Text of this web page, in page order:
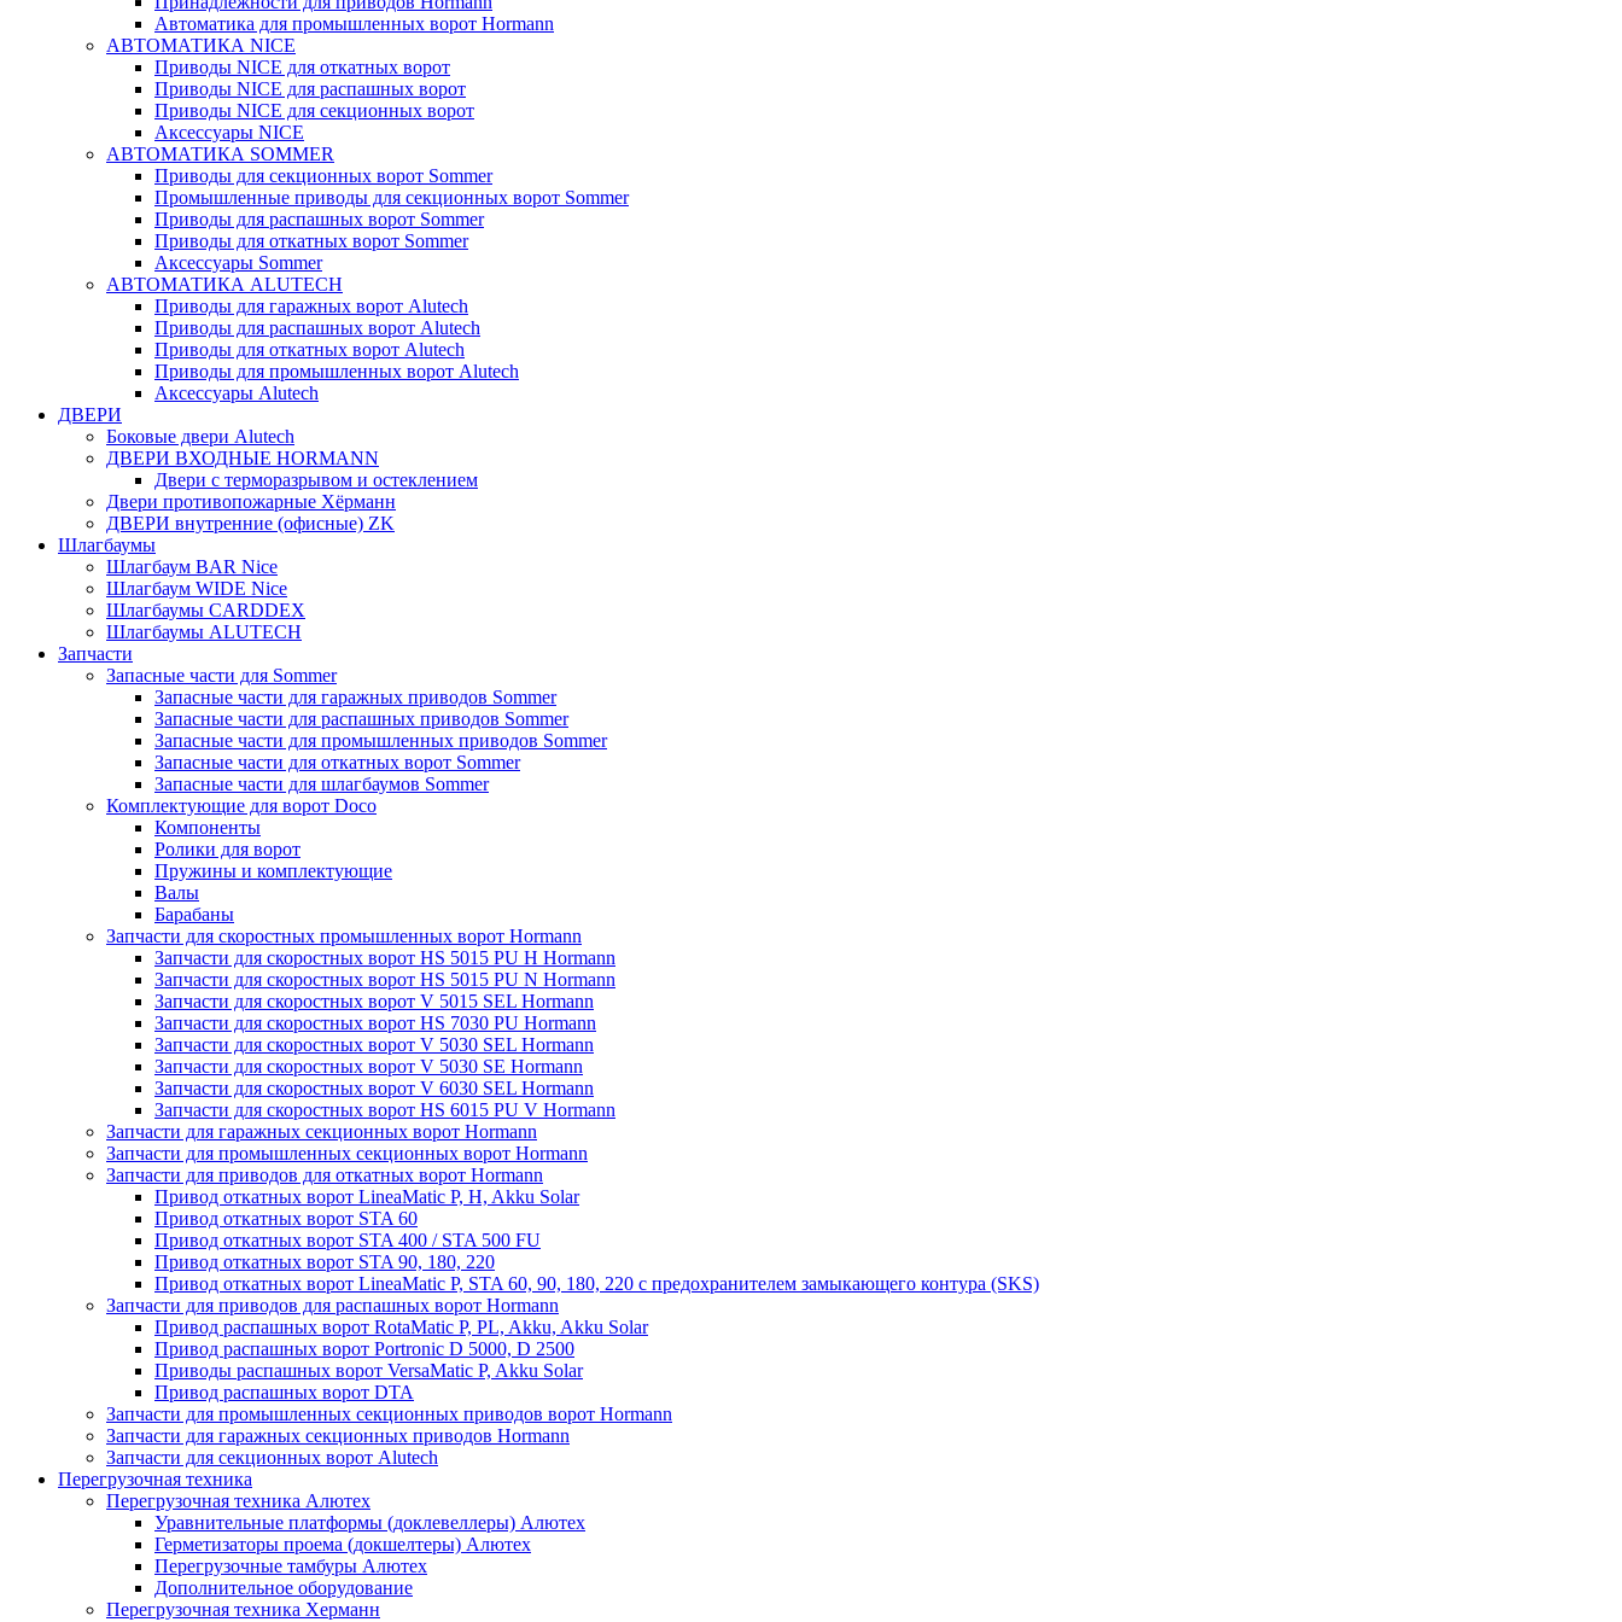
Автоматика для промышленных ворот Hormann
АВТОМАТИКА NICE
Приводы NICE для откатных ворот
Приводы NICE для распашных ворот
Приводы NICE для секционных ворот
Аксессуары NICE
АВТОМАТИКА SOMMER
Приводы для секционных ворот Sommer
Промышленные приводы для секционных ворот Sommer
Приводы для распашных ворот Sommer
Приводы для откатных ворот Sommer
Аксессуары Sommer
АВТОМАТИКА ALUTECH
Приводы для гаражных ворот Alutech
Приводы для распашных ворот Alutech
Приводы для откатных ворот Alutech
Приводы для промышленных ворот Alutech
Аксессуары Alutech
ДВЕРИ
Боковые двери Alutech
ДВЕРИ ВХОДНЫЕ HORMANN
Двери с терморазрывом и остеклением
Двери противопожарные Хёрманн
ДВЕРИ внутренние (офисные) ZK
Шлагбаумы
Шлагбаум BAR Nice
Шлагбаум WIDE Nice
Шлагбаумы CARDDEX
Шлагбаумы ALUTECH
Запчасти
Запасные части для Sommer
Запасные части для гаражных приводов Sommer
Запасные части для распашных приводов Sommer
Запасные части для промышленных приводов Sommer
Запасные части для откатных ворот Sommer
Запасные части для шлагбаумов Sommer
Комплектующие для ворот Doco
Компоненты
Ролики для ворот
Пружины и комплектующие
Валы
Барабаны
Запчасти для скоростных промышленных ворот Hormann
Запчасти для скоростных ворот HS 5015 PU H Hormann
Запчасти для скоростных ворот HS 5015 PU N Hormann
Запчасти для скоростных ворот V 5015 SEL Hormann
Запчасти для скоростных ворот HS 7030 PU Hormann
Запчасти для скоростных ворот V 5030 SEL Hormann
Запчасти для скоростных ворот V 5030 SE Hormann
Запчасти для скоростных ворот V 6030 SEL Hormann
Запчасти для скоростных ворот HS 6015 PU V Hormann
Запчасти для гаражных секционных ворот Hormann
Запчасти для промышленных секционных ворот Hormann
Запчасти для приводов для откатных ворот Hormann
Привод откатных ворот LineaMatic P, H, Akku Solar
Привод откатных ворот STA 60
Привод откатных ворот STA 400 / STA 500 FU
Привод откатных ворот STA 90, 180, 220
Привод откатных ворот LineaMatic P, STA 60, 90, 180, 220 с предохранителем замыкающего контура (SKS)
Запчасти для приводов для распашных ворот Hormann
Привод распашных ворот RotaMatic P, PL, Akku, Akku Solar
Привод распашных ворот Portronic D 5000, D 2500
Приводы распашных ворот VersaMatic P, Akku Solar
Привод распашных ворот DTA
Запчасти для промышленных секционных приводов ворот Hormann
Запчасти для гаражных секционных приводов Hormann
Запчасти для секционных ворот Alutech
Перегрузочная техника
Перегрузочная техника Алютех
Уравнительные платформы (доклевеллеры) Алютех
Герметизаторы проема (докшелтеры) Алютех
Перегрузочные тамбуры Алютех
Дополнительное оборудование
Перегрузочная техника Херманн